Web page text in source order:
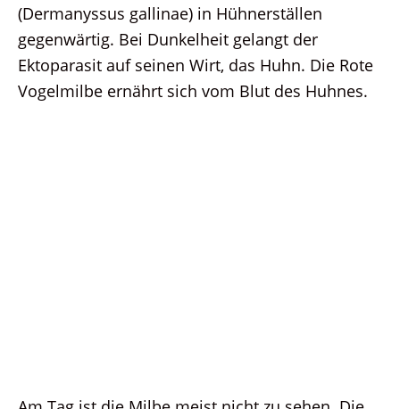
(Dermanyssus gallinae) in Hühnerställen
gegenwärtig. Bei Dunkelheit gelangt der
Ektoparasit auf seinen Wirt, das Huhn. Die Rote
Vogelmilbe ernährt sich vom Blut des Huhnes.